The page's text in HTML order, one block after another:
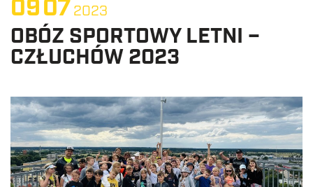
09072023
OBÓZ SPORTOWY LETNI –
CZŁUCHÓW 2023